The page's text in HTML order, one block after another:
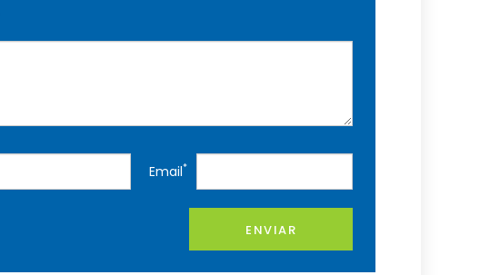
Email*
ENVIAR